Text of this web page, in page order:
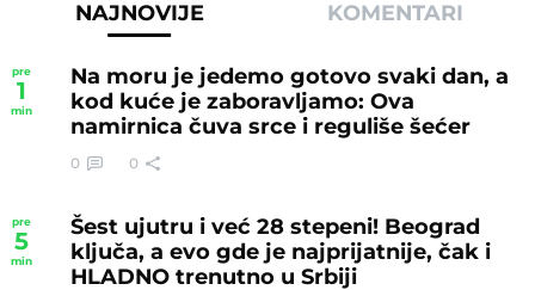
NAJNOVIJE KOMENTARI
pre
1
min
Na moru je jedemo gotovo svaki dan, a
kod kuće je zaboravljamo: Ova
namirnica čuva srce i reguliše šećer
0 0
pre
5
min
Šest ujutru i već 28 stepeni! Beograd
ključa, a evo gde je najprijatnije, čak i
HLADNO trenutno u Srbiji